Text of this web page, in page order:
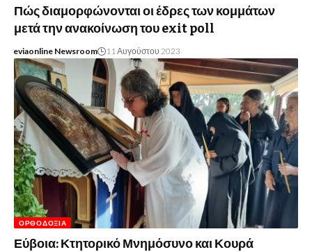
Πώς διαμορφώνονται οι έδρες των κομμάτων
μετά την ανακοίνωση του exit poll
eviaonline Newsroom 11 Αυγούστου 2023
ΟΡΘΟΔΟΞΊΑ
Εύβοια: Κτητορικό Μνημόσυνο και Κουρά